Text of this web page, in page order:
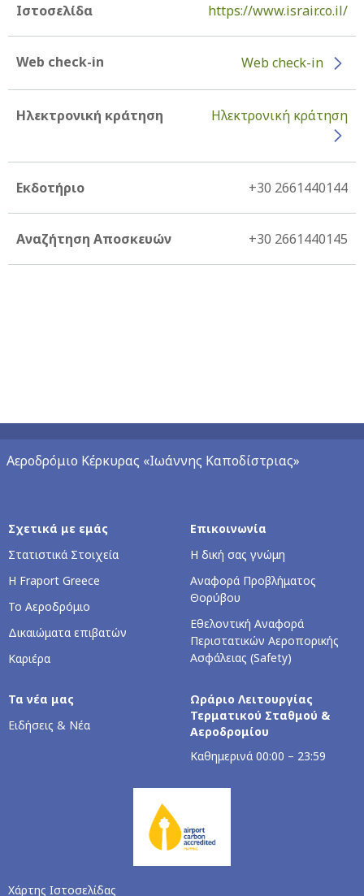
Ιστοσελίδα https://www.israir.co.il/
Web check-in Web check-in
Ηλεκτρονική κράτηση Ηλεκτρονική κράτηση
Εκδοτήριο +30 2661440144
Αναζήτηση Αποσκευών +30 2661440145
Αεροδρόμιο Κέρκυρας «Ιωάννης Καποδίστριας»
Σχετικά με εμάς
Στατιστικά Στοιχεία
Η Fraport Greece
Το Αεροδρόμιο
Δικαιώματα επιβατών
Καριέρα
Επικοινωνία
Η δική σας γνώμη
Αναφορά Προβλήματος
Θορύβου
Εθελοντική Αναφορά
Περιστατικών Αεροπορικής
Ασφάλειας (Safety)
Τα νέα μας
Ειδήσεις & Νέα
Ωράριο Λειτουργίας
Τερματικού Σταθμού &
Αεροδρομίου
Kαθημερινά 00:00 – 23:59
Χάρτης Ιστοσελίδας